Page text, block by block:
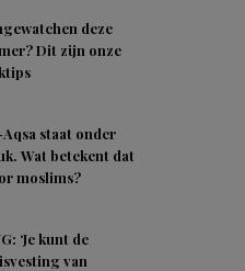
deze
Dit zijn onze
staat onder
Wat betekent dat
moslims?
‘Je kunt de
van